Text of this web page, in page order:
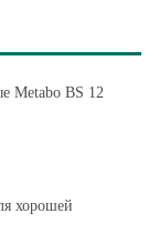
Metabo BS 12
хорошей